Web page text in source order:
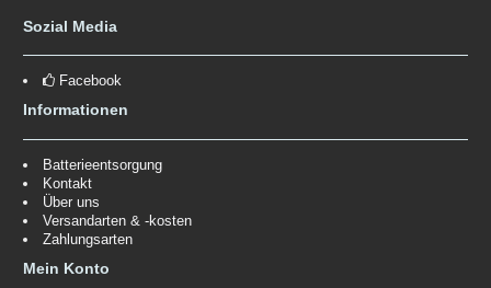
Sozial Media
Facebook
Informationen
Batterieentsorgung
Kontakt
Über uns
Versandarten & -kosten
Zahlungsarten
Mein Konto